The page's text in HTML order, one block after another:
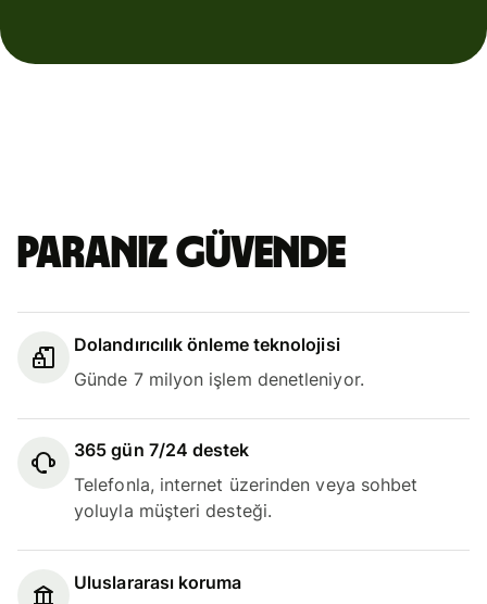
Paranız güvende
Dolandırıcılık önleme teknolojisi
Günde 7 milyon işlem denetleniyor.
365 gün 7/24 destek
Telefonla, internet üzerinden veya sohbet
yoluyla müşteri desteği.
Uluslararası koruma